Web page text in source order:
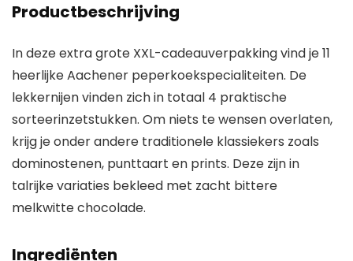
Productbeschrijving
In deze extra grote XXL-cadeauverpakking vind je 11
heerlijke Aachener peperkoekspecialiteiten. De
lekkernijen vinden zich in totaal 4 praktische
sorteerinzetstukken. Om niets te wensen overlaten,
krijg je onder andere traditionele klassiekers zoals
dominostenen, punttaart en prints. Deze zijn in
talrijke variaties bekleed met zacht bittere
melkwitte chocolade.
Ingrediënten